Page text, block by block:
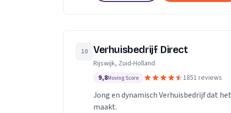
10 Verhuisbedrijf Direct
Rijswijk, Zuid-Holland
9,8Moving Score 1851 reviews
Jong en dynamisch Verhuisbedrijf dat
maakt.